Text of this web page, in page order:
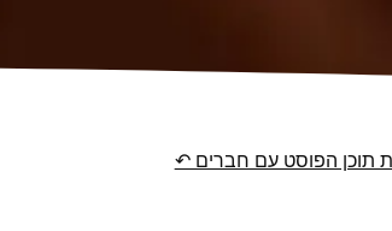
תוכן הפוסט עם חברים ↶